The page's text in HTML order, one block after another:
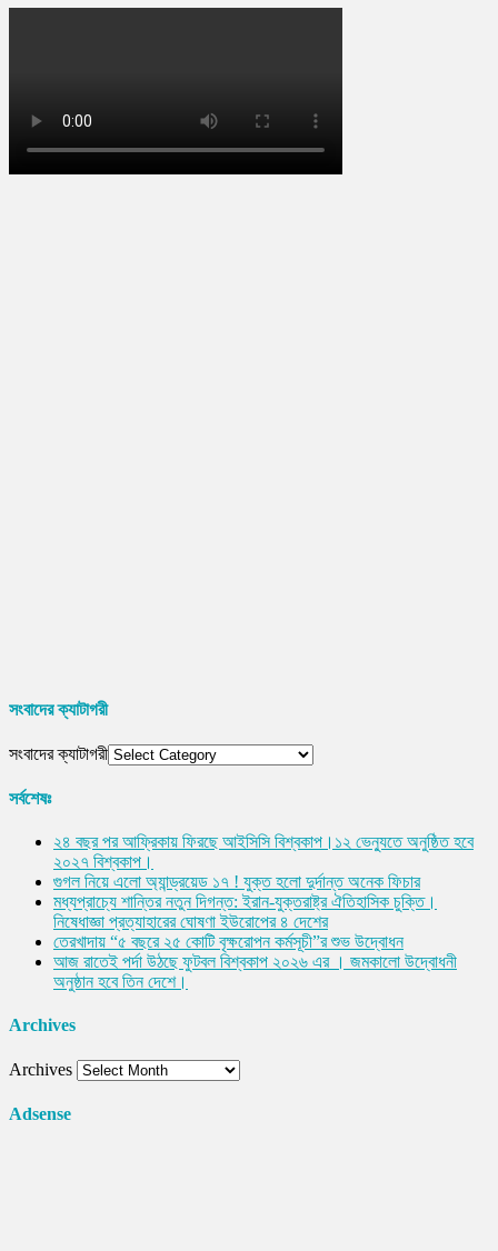
সংবাদের ক্যাটাগরী
সংবাদের ক্যাটাগরী
সর্বশেষঃ
২৪ বছর পর আফ্রিকায় ফিরছে আইসিসি বিশ্বকাপ।১২ ভেন্যুতে অনুষ্ঠিত হবে
২০২৭ বিশ্বকাপ।
গুগল নিয়ে এলো অ্যান্ড্রয়েড ১৭ ! যুক্ত হলো দুর্দান্ত অনেক ফিচার
মধ্যপ্রাচ্যে শান্তির নতুন দিগন্ত: ইরান-যুক্তরাষ্ট্র ঐতিহাসিক চুক্তি।
নিষেধাজ্ঞা প্রত্যাহারের ঘোষণা ইউরোপের ৪ দেশের
তেরখাদায় “৫ বছরে ২৫ কোটি বৃক্ষরোপন কর্মসূচী”র শুভ উদ্বোধন
আজ রাতেই পর্দা উঠছে ফুটবল বিশ্বকাপ ২০২৬ এর । জমকালো উদ্বোধনী
অনুষ্ঠান হবে তিন দেশে।
Archives
Archives
Adsense